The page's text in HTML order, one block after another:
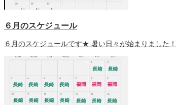
６月のスケジュール
６月のスケジュールです★ 暑い日々が始まりました